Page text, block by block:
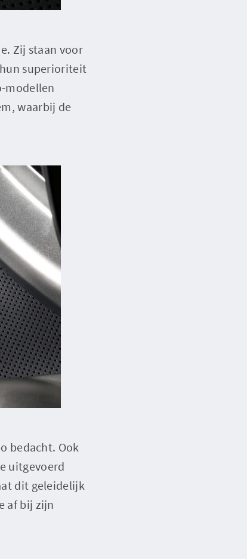
Zij staan voor
superioriteit
modellen
waarbij de
bedacht. Ook
uitgevoerd
dit geleidelijk
af bij zijn